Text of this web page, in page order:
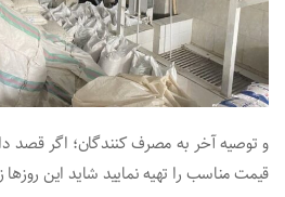
و توصیه آخر به مصرف کنندگان؛ اگر قصد
قیمت مناسب را تهیه نمایید شاید این